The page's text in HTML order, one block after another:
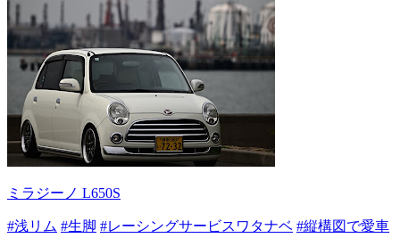
ミラジーノ L650S
#浅リム #生脚 #レーシングサービスワタナベ #縦構図で愛車